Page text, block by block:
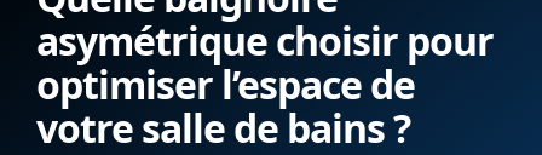
asymétrique choisir pour
optimiser l’espace de
votre salle de bains ?